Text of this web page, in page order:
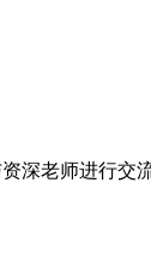
深老师进行交